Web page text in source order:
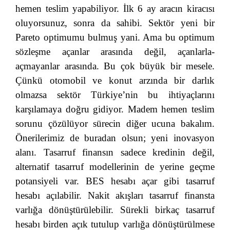
hemen teslim yapabiliyor. İlk 6 ay aracın kiracısı
oluyorsunuz, sonra da sahibi. Sektör yeni bir
Pareto optimumu bulmuş yani. Ama bu optimum
sözleşme açanlar arasında değil, açanlarla-
açmayanlar arasında. Bu çok büyük bir mesele.
Çünkü otomobil ve konut arzında bir darlık
olmazsa sektör Türkiye’nin bu ihtiyaçlarını
karşılamaya doğru gidiyor. Madem hemen teslim
sorunu çözülüyor sürecin diğer ucuna bakalım.
Önerilerimiz de buradan olsun; yeni inovasyon
alanı. Tasarruf finansın sadece kredinin değil,
alternatif tasarruf modellerinin de yerine geçme
potansiyeli var. BES hesabı açar gibi tasarruf
hesabı açılabilir. Nakit akışları tasarruf finansta
varlığa dönüştürülebilir. Sürekli birkaç tasarruf
hesabı birden açık tutulup varlığa dönüştürülmese